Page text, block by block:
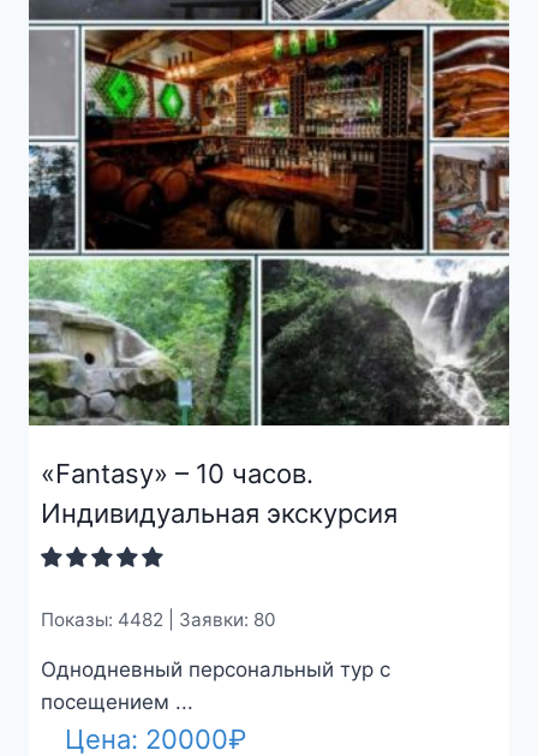
«Fantasy» – 10 часов.
Индивидуальная экскурсия
Показы: 4482 | Заявки: 80
Однодневный персональный тур с
посещением ...
Цена: 20000₽